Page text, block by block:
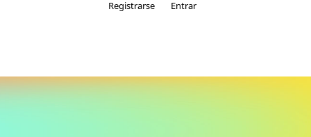
Registrarse Entrar